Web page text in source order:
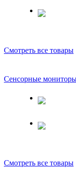
Смотреть все товары
Сенсорные
Смотреть все товары